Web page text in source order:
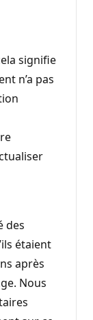
signifie
n’a pas
des
étaient
après
Nous